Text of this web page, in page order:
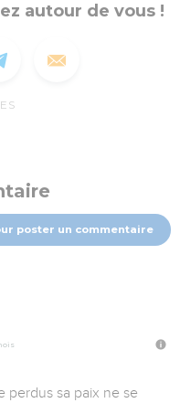
autour de vous !
poster un commentaire
perdus sa paix ne se